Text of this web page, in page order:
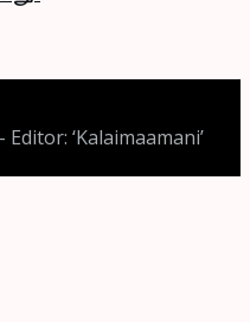
- Editor: ‘Kalaimaamani’